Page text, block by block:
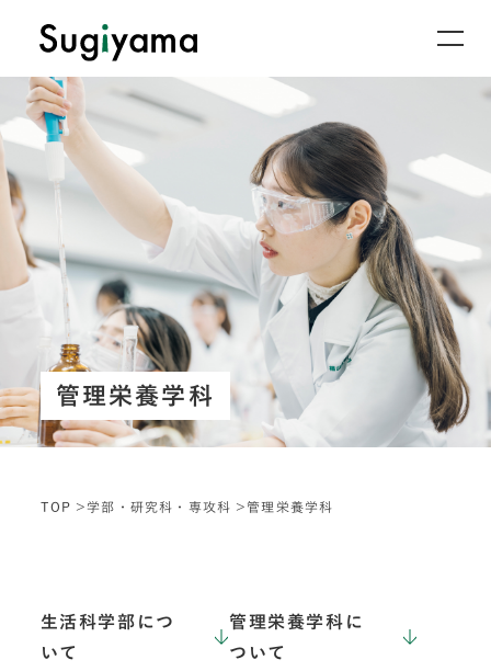
管理栄養学科
TOP 学部・研究科・専攻科 管理栄養学科
生活科学部につ
いて
管理栄養学科に
ついて